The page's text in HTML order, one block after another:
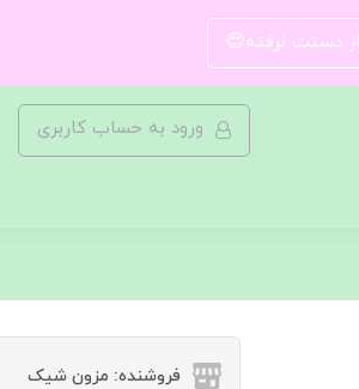
از دستت نرفته😍
ورود به حساب کاربری
فروشنده: مزون شیک